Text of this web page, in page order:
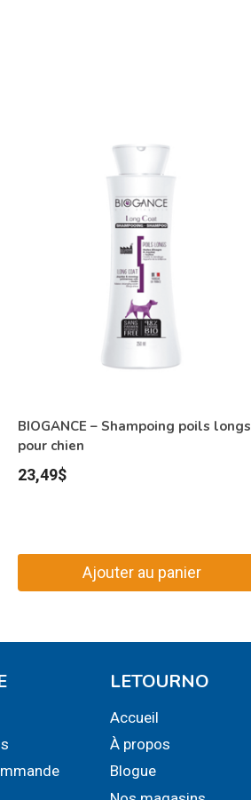
BIOGANCE – Shampoing poils longs
pour chien
23,49$
Ajouter au panier
LETOURNO
Accueil
À propos
Blogue